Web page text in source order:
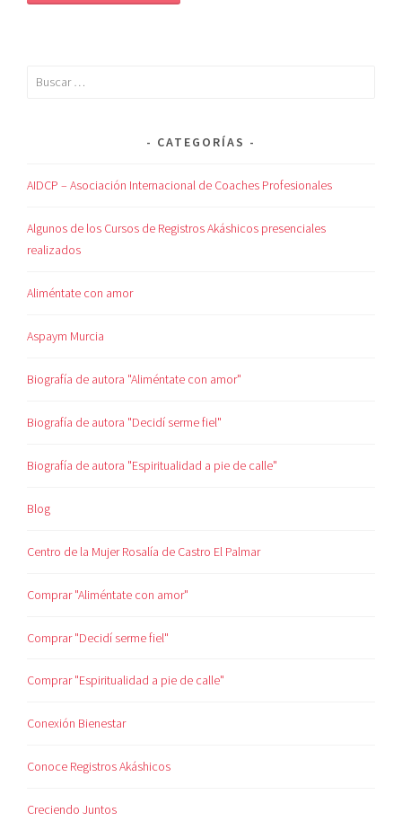
CATEGORÍAS
AIDCP – Asociación Internacional de Coaches Profesionales
Algunos de los Cursos de Registros Akáshicos presenciales
realizados
Aliméntate con amor
Aspaym Murcia
Biografía de autora "Aliméntate con amor"
Biografía de autora "Decidí serme fiel"
Biografía de autora "Espiritualidad a pie de calle"
Blog
Centro de la Mujer Rosalía de Castro El Palmar
Comprar "Aliméntate con amor"
Comprar "Decidí serme fiel"
Comprar "Espiritualidad a pie de calle"
Conexión Bienestar
Conoce Registros Akáshicos
Creciendo Juntos